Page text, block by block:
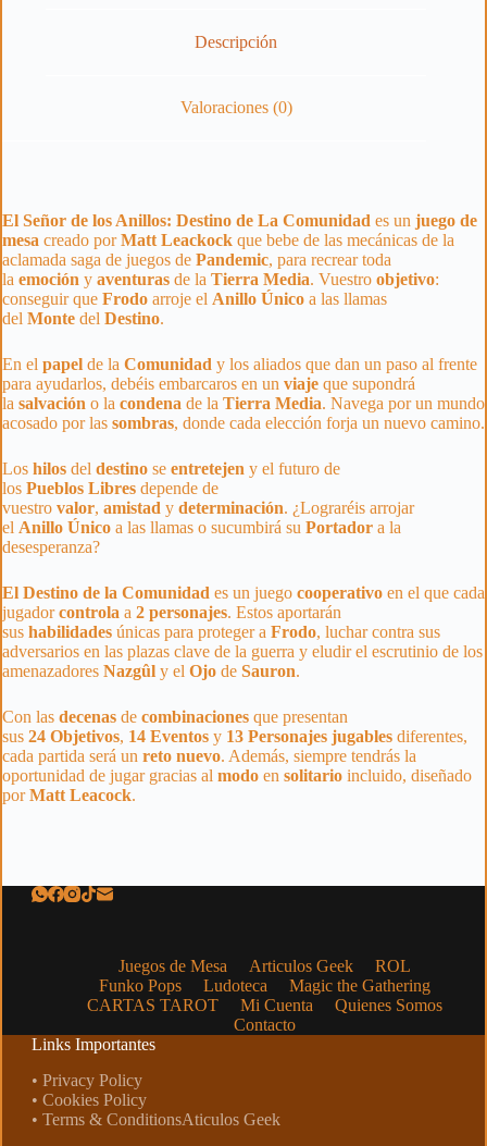
Descripción
Valoraciones (0)
El Señor de los Anillos: Destino de La Comunidad es un juego de
mesa creado porMatt Leackock que bebe de las mecánicas de la
aclamada saga de juegos de Pandemic, para recrear toda
la emoción y aventuras de la Tierra Media. Vuestro objetivo:
conseguir que Frodo arroje el Anillo Único a las llamas
del Monte del Destino.
En el papel de la Comunidad y los aliados que dan un paso al frente
para ayudarlos, debéis embarcaros en un viaje que supondrá
la salvación o la condena de la Tierra Media. Navega por un mundo
acosado por las sombras, donde cada elección forja un nuevo camino.
Los hilos del destino se entretejen y el futuro de
los Pueblos Libres depende de
vuestro valor, amistad y determinación. ¿Lograréis arrojar
el Anillo Único a las llamas o sucumbirá su Portador a la
desesperanza?
El Destino de la Comunidad es un juego cooperativo en el que cada
jugadorcontrola a 2 personajes. Estos aportarán
sus habilidades únicas para proteger a Frodo, luchar contra sus
adversarios en las plazas clave de la guerra y eludir el escrutinio de los
amenazadores Nazgûl y el Ojo de Sauron.
Con las decenas de combinaciones que presentan
sus 24 Objetivos, 14 Eventos y 13 Personajes jugables diferentes,
cada partida será un reto nuevo. Además, siempre tendrás la
oportunidad de jugar gracias al modo en solitario incluido, diseñado
porMatt Leacock.
Juegos de Mesa Articulos Geek
ROL
Funko Pops
Ludoteca
Magic the Gathering
CARTAS TAROT
Mi Cuenta
Quienes Somos
Contacto
Links Importantes
• Privacy Policy
• Cookies Policy
• Terms & ConditionsAticulos Geek